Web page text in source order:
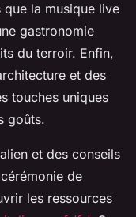
la musique live
gastronomie
du terroir. Enfin,
et des
touches uniques
goûts.
et des conseils
de
les ressources